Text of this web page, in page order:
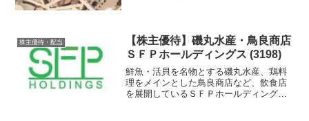
株主優待・配当
【株主優待】磯丸水産・鳥良商店
ＳＦＰホールディングス (3198)
鮮魚・活貝を名物とする磯丸水産、鶏料
理をメインとした鳥良商店など、飲食店
を展開しているＳＦＰホールディングス